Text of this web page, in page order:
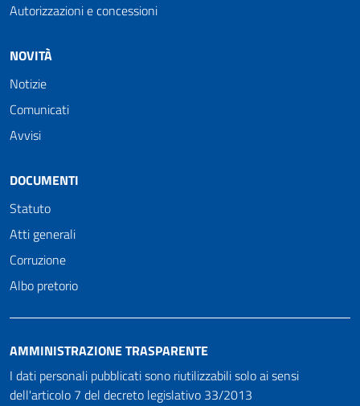
Autorizzazioni e concessioni
NOVITÀ
Notizie
Comunicati
Avvisi
DOCUMENTI
Statuto
Atti generali
Corruzione
Albo pretorio
AMMINISTRAZIONE TRASPARENTE
I dati personali pubblicati sono riutilizzabili solo ai sensi
dell'articolo 7 del decreto legislativo 33/2013